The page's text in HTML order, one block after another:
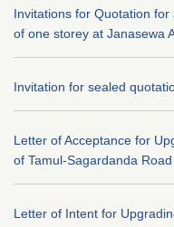
Invitations for Quotation for
of one storey at Janasewa
Invitation for sealed
Letter of Acceptance for
of Tamul-Sagardanda Road
Letter of Intent for